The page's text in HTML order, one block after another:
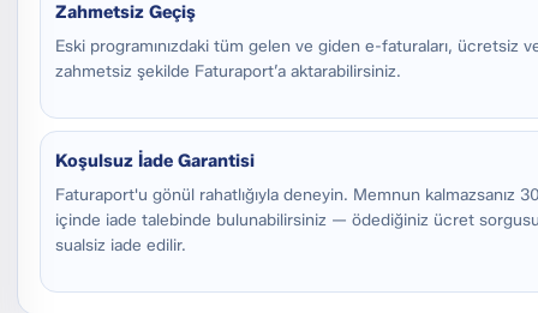
Zahmetsiz Geçiş
Eski programınızdaki tüm gelen ve giden e-faturaları, ücretsiz
zahmetsiz şekilde Faturaport’a aktarabilirsiniz.
Koşulsuz İade Garantisi
Faturaport'u gönül rahatlığıyla deneyin. Memnun kalmazsanız
içinde iade talebinde bulunabilirsiniz — ödediğiniz ücret
sualsiz iade edilir.